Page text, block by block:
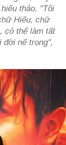
thảo. "Tôi
Hiếu, chữ
có thể làm tất
nể trọng",